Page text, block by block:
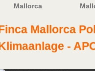
Mallorca
Mallorca
-